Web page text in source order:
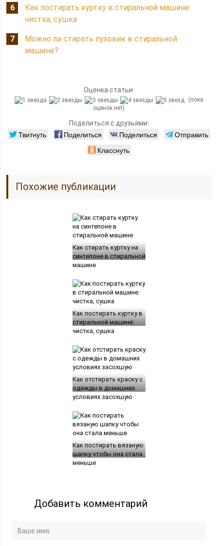
Как постирать куртку в стиральной машине:
чистка, сушка
Можно ли стирать пуховик в стиральной
машине?
Оценка статьи:
(пока
оценок нет)
Поделиться с друзьями:
Твитнуть Поделиться Поделиться
Отправить
Класснуть
Похожие публикации
Как стирать куртку на
синтепоне в стиральной
машине
Как постирать куртку в
стиральной машине:
чистка, сушка
Как отстирать краску с
одежды в домашних
условиях засохшую
Как постирать вязаную
шапку чтобы она стала
меньше
Добавить комментарий